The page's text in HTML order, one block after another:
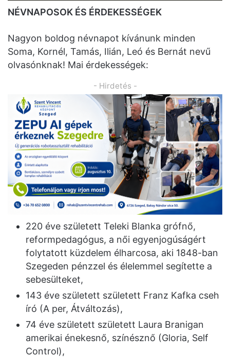
NÉVNAPOSOK ÉS ÉRDEKESSÉGEK
Nagyon boldog névnapot kívánunk minden
Soma, Kornél, Tamás, Ilián, Leó és Bernát nevű
olvasónknak! Mai érdekességek:
- Hirdetés -
220 éve született Teleki Blanka grófnő,
reformpedagógus, a női egyenjogúságért
folytatott küzdelem élharcosa, aki 1848-ban
Szegeden pénzzel és élelemmel segítette a
sebesülteket,
143 éve született született Franz Kafka cseh
író (A per, Átváltozás),
74 éve született született Laura Branigan
amerikai énekesnő, színésznő (Gloria, Self
Control),